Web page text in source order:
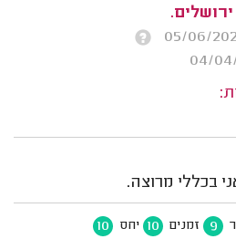
בכללי מרוצה.
9 זמנים 10 יחס 10